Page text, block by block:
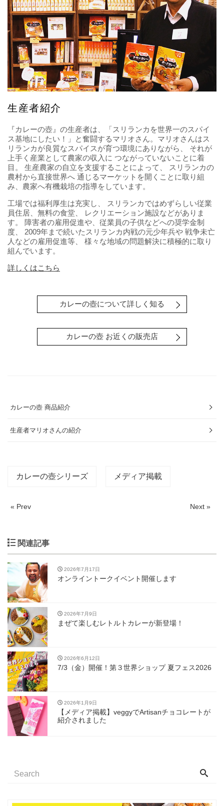
生産者紹介
『カレーの壺』の生産者は、「スリランカを世界一のスパイ
ス基地にしたい！」と奮闘するマリオさん。マリオさんはス
リランカが良質なスパイスが育つ環境にありながら、 それが
上手く産業として農家の収入に つながっていないことに着
目。 生産農家の自立を支援することによって、 スリランカの
農村から直接世界へ 通じるマーケットを開くことに取り組
み、農家へ有機栽培の指導をしています。
工場では福利厚生は充実し、 スリランカではめずらしい従業
員住居、無料の食堂、 レクリエーション施設などがありま
す。 障害者の雇用促進や、従業員の子供などへの奨学金制
度、 2009年まで続いたスリランカ内戦の元少年兵や 戦争未亡
人などの雇用促進等、 様々な地域の問題解決に積極的に取り
組んでいます。
詳しくはこちら
カレーの壺について詳しく知る
カレーの壺 お近くの販売店
カレーの壺 商品紹介
生産者マリオさんの紹介
カレーの壺シリーズ メディア掲載
« Prev Next »
関連記事
2026年7月17日
オンライントークイベント開催します
2026年7月9日
まぜて楽しむレトルトカレーが新登場！
2026年6月12日
7/3（金）開催！第３世界ショップ 夏フェス2026
2026年1月9日
【メディア掲載】veggyでArtisanチョコレートが
紹介されました